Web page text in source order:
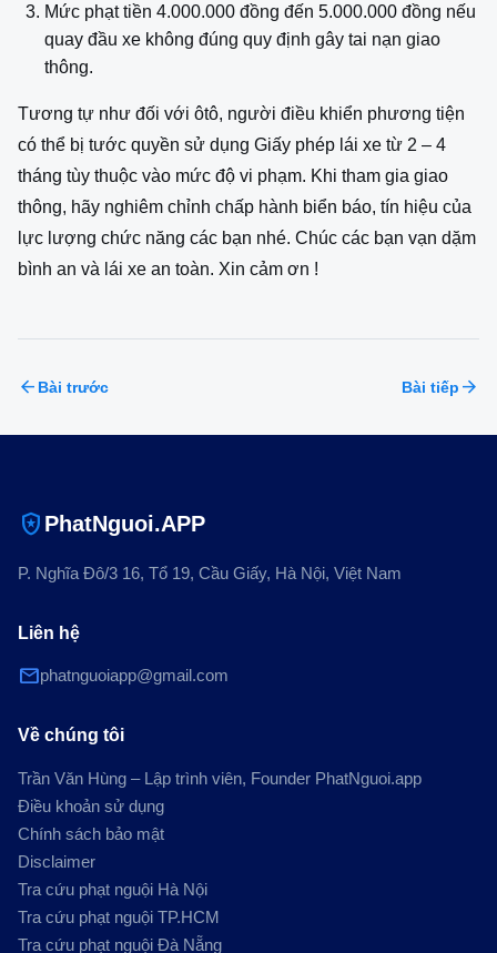
Mức phạt tiền 4.000.000 đồng đến 5.000.000 đồng nếu
quay đầu xe không đúng quy định gây tai nạn giao
thông.
Tương tự như đối với ôtô, người điều khiển phương tiện
có thể bị tước quyền sử dụng Giấy phép lái xe từ 2 – 4
tháng tùy thuộc vào mức độ vi phạm. Khi tham gia giao
thông, hãy nghiêm chỉnh chấp hành biển báo, tín hiệu của
lực lượng chức năng các bạn nhé. Chúc các bạn vạn dặm
bình an và lái xe an toàn. Xin cảm ơn !
arrow_back Bài trước Bài tiếp arrow_forward
local_police PhatNguoi.APP
P. Nghĩa Đô/3 16, Tổ 19, Cầu Giấy, Hà Nội, Việt Nam
Liên hệ
mailphatnguoiapp@gmail.com
Về chúng tôi
Trần Văn Hùng – Lập trình viên, Founder PhatNguoi.app
Điều khoản sử dụng
Chính sách bảo mật
Disclaimer
Tra cứu phạt nguội Hà Nội
Tra cứu phạt nguội TP.HCM
Tra cứu phạt nguội Đà Nẵng